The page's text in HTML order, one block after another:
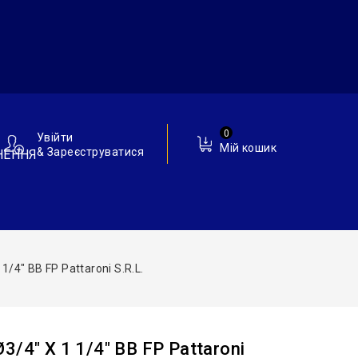
Мій кошик
0
Увійти
& Зареєструватися
4″ ВВ FP Pattaroni S.r.l.
4″ Х 1 1/4″ ВВ FP Pattaroni